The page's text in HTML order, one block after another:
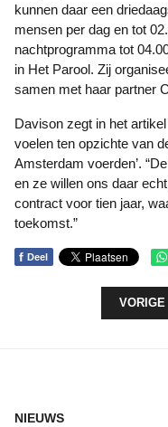
kunnen daar een
mensen per dag en tot
nachtprogramma tot
in Het Parool. Zij
samen met haar partner
Davison zegt in het artikel ‘in Zeewolde een groot verschil te
voelen ten opzichte van
Amsterdam voerden’.
en ze willen ons daar
contract voor tien jaar,
toekomst.”
f Deel
VORIG
VORIGE
NIEUWS